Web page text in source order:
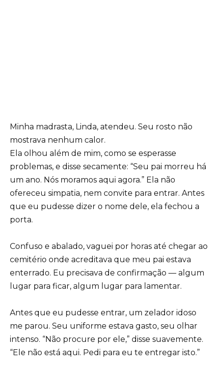
Minha madrasta, Linda, atendeu. Seu rosto não
mostrava nenhum calor.
Ela olhou além de mim, como se esperasse
problemas, e disse secamente: “Seu pai morreu há
um ano. Nós moramos aqui agora.” Ela não
ofereceu simpatia, nem convite para entrar. Antes
que eu pudesse dizer o nome dele, ela fechou a
porta.
Confuso e abalado, vaguei por horas até chegar ao
cemitério onde acreditava que meu pai estava
enterrado. Eu precisava de confirmação — algum
lugar para ficar, algum lugar para lamentar.
Antes que eu pudesse entrar, um zelador idoso
me parou. Seu uniforme estava gasto, seu olhar
intenso. “Não procure por ele,” disse suavemente.
“Ele não está aqui. Pedi para eu te entregar isto.”